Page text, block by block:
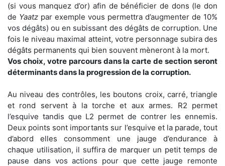
(si vous manquez d’or) afin de bénéficier de dons (le don
de Yaatz par exemple vous permettra d’augmenter de 10%
vos dégâts) ou en subissant des dégâts de corruption. Une
fois le niveau maximal atteint, votre personnage subira des
dégâts permanents qui bien souvent mèneront à la mort.
Vos choix, votre parcours dans la carte de section seront
déterminants dans la progression de la corruption.
Au niveau des contrôles, les boutons croix, carré, triangle
et rond servent à la torche et aux armes. R2 permet
l’esquive tandis que L2 permet de contrer les ennemis.
Deux points sont importants sur l’esquive et la parade, tout
d’abord elles consomment une jauge d’endurance à
chaque utilisation, il suffira de marquer un petit temps de
pause dans vos actions pour que cette jauge remonte